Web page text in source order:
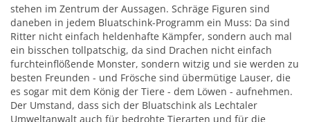
Informationsfreiheit
Daten und Fakten
Stadtgeschichte
Einkauf und Handel
Wohnstandort
Wirtschaftsservice
stehen im Zentrum der Aussagen. Schräge Figuren sind
daneben in jedem Bluatschink-Programm ein Muss: Da sind
Ritter nicht einfach heldenhafte Kämpfer, sondern auch mal
ein bisschen tollpatschig, da sind Drachen nicht einfach
furchteinflößende Monster, sondern witzig und sie werden zu
besten Freunden - und Frösche sind übermütige Lauser, die
es sogar mit dem König der Tiere - dem Löwen - aufnehmen.
Der Umstand, dass sich der Bluatschink als Lechtaler
Umweltanwalt auch für bedrohte Tierarten und für die